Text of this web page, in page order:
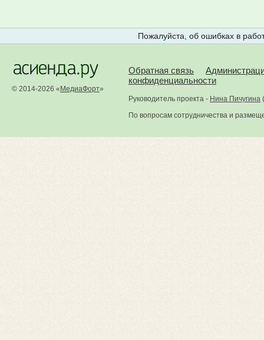
Пожалуйста, об ошибках в
© 2014-2026 « МедиаФорт»
Обратная связь
конфиденциальности
Руководитель проекта - Нина Пичугина (
По вопросам сотрудничества и